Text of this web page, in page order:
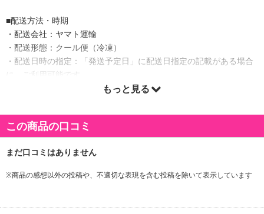
■配送方法・時期
・配送会社：ヤマト運輸
・配送形態：クール便（冷凍）
・配送日時の指定：「発送予定日」に配送日指定の記載がある場合
に、ご利用可能です。
※発送予定日は到着日ではありません。
商品詳細
もっと見る
この商品の口コミ
※商品の感想以外の投稿や、不適切な表現を含む投稿を除いて表示しています